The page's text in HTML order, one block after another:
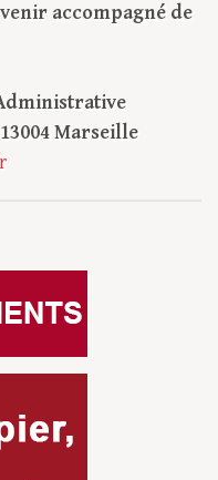
accompagné de
Marseille